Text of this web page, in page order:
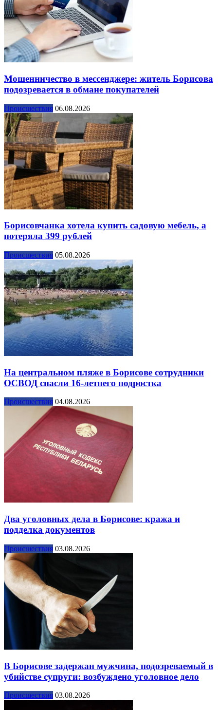
Мошенничество в мессенджере: житель Борисова
подозревается в обмане покупателей
Происшествия 06.08.2026
Борисовчанка хотела купить садовую мебель, а
потеряла 399 рублей
Происшествия 05.08.2026
На центральном пляже в Борисове сотрудники
ОСВОД спасли 16-летнего подростка
Происшествия 04.08.2026
Два уголовных дела в Борисове: кража и
подделка документов
Происшествия 03.08.2026
В Борисове задержан мужчина, подозреваемый в
убийстве супруги: возбуждено уголовное дело
Происшествия 03.08.2026